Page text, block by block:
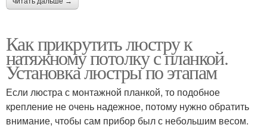
Как прикрутить люстру к
натяжному потолку с планкой.
Установка люстры по этапам
Если люстра с монтажной планкой, то подобное
крепление не очень надежное, потому нужно обратить
внимание, чтобы сам прибор был с небольшим весом.